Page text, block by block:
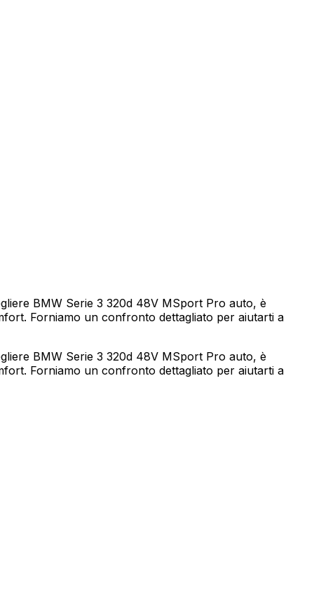
BMW Serie 3 320d 48V MSport Pro auto, è
Forniamo un confronto dettagliato per aiutarti a
BMW Serie 3 320d 48V MSport Pro auto, è
Forniamo un confronto dettagliato per aiutarti a